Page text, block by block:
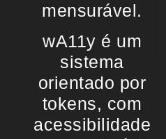
mensurável.
wA11y é um
sistema
orientado por
tokens, com
acessibilidade